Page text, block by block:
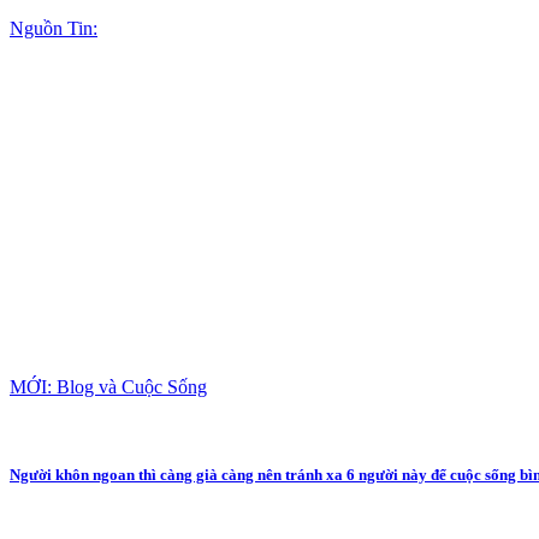
Nguồn Tin:
MỚI: Blog và Cuộc Sống
Người khôn ngoan thì càng già càng nên tránh xa 6 người này để cuộc sống